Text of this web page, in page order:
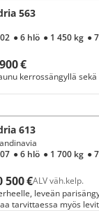
563
€
● 6 hlö ● 1 450 kg ●
kerrossängyllä
613
500 €ALV väh.kelp.
● 6 hlö ● 1 700 kg ●
leveän
tarvittaessa myös